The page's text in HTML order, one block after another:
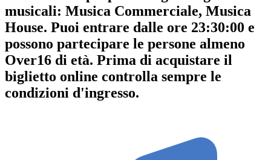
musicali: Musica Commerciale, Musica
House. Puoi entrare dalle ore 23:30:00 e
possono partecipare le persone almeno
Over16 di età. Prima di acquistare il
biglietto online controlla sempre le
condizioni d'ingresso.